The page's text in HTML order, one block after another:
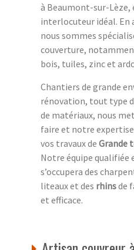
à Beaumont-sur-Lèze,
interlocuteur idéal. En
nous sommes
couverture,
bois, tuiles, zinc et
Chantiers de grande
rénovation, tout type
de matériaux, nous
faire et notre
vos travaux de Grande
Notre équipe qualifiée
s’occupera des
liteaux et des rhinsde
et efficace.